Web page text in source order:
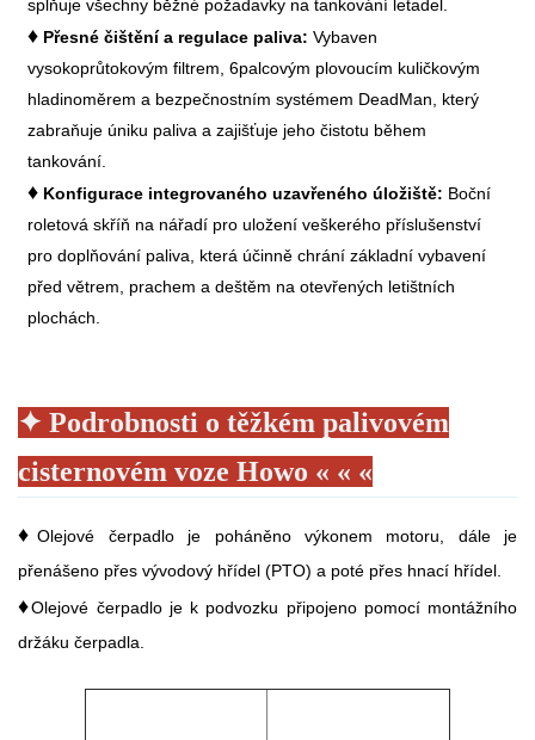
splňuje všechny běžné požadavky na tankování letadel.
♦ Přesné čištění a regulace paliva: Vybaven
vysokoprůtokovým filtrem, 6palcovým plovoucím kuličkovým
hladinoměrem a bezpečnostním systémem DeadMan, který
zabraňuje úniku paliva a zajišťuje jeho čistotu během
tankování.
♦ Konfigurace integrovaného uzavřeného úložiště: Boční
roletová skříň na nářadí pro uložení veškerého příslušenství
pro doplňování paliva, která účinně chrání základní vybavení
před větrem, prachem a deštěm na otevřených letištních
plochách.
✦ Podrobnosti o těžkém palivovém
cisternovém voze Howo « « «
♦Olejové čerpadlo je poháněno výkonem motoru, dále je
přenášeno přes vývodový hřídel (PTO) a poté přes hnací hřídel.
♦Olejové čerpadlo je k podvozku připojeno pomocí montážního
držáku čerpadla.